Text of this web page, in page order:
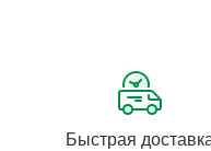
Тройной весовой
Быстрая